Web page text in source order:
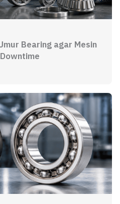
Bearing agar Mesin